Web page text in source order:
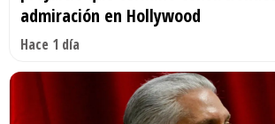
admiración en Hollywood
Hace 1 día